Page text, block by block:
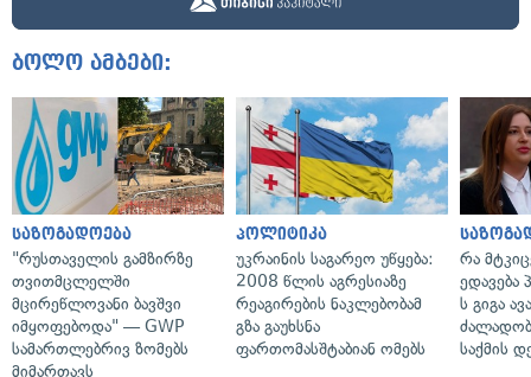
ბოლო ამბები:
საზოგადოება
"რუსთაველის გამზირზე
თვითმცლელში
მცირეწლოვანი ბავშვი
იმყოფებოდა" — GWP
სამართლებრივ ზომებს
მიმართავს
პოლიტიკა
უკრაინის საგარეო უწყება:
2008 წლის აგრესიაზე
რეაგირების ნაკლებობამ
გზა გაუხსნა
ფართომასშტაბიან ომებს
რა
ედავება
ს გიგა
საქმის